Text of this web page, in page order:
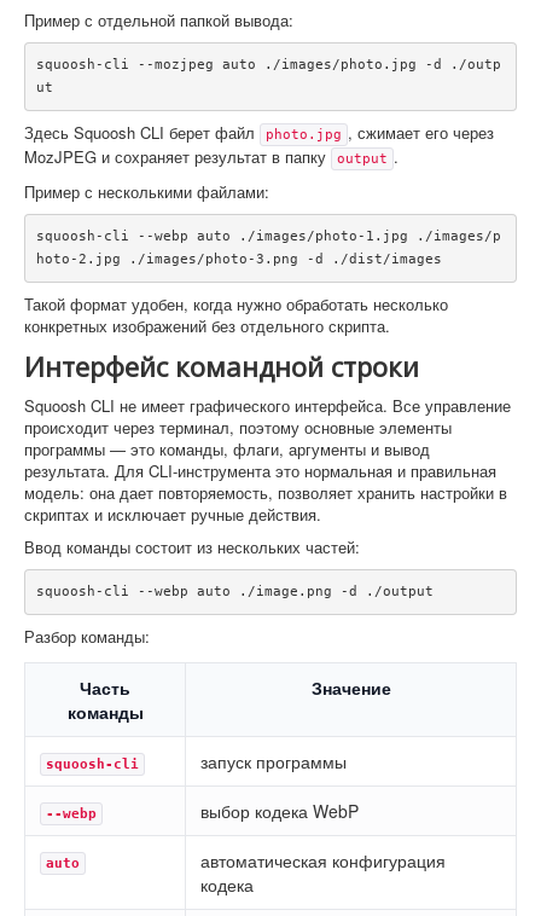
Пример с отдельной папкой вывода:
squoosh-cli --mozjpeg auto ./images/photo.jpg -d ./outp
ut
Здесь Squoosh CLI берет файл photo.jpg , сжимает его через
MozJPEG и сохраняет результат в папку
output .
Пример с несколькими файлами:
squoosh-cli --webp auto ./images/photo-1.jpg ./images/p
hoto-2.jpg ./images/photo-3.png -d ./dist/images
Такой формат удобен, когда нужно обработать несколько
конкретных изображений без отдельного скрипта.
Интерфейс командной строки
Squoosh CLI не имеет графического интерфейса. Все управление
происходит через терминал, поэтому основные элементы
программы — это команды, флаги, аргументы и вывод
результата. Для CLI-инструмента это нормальная и правильная
модель: она дает повторяемость, позволяет хранить настройки в
скриптах и исключает ручные действия.
Ввод команды состоит из нескольких частей:
squoosh-cli --webp auto ./image.png -d ./output
Разбор команды:
Часть
команды
Значение
squoosh-cli запуск программы
--webp выбор кодека WebP
auto
автоматическая конфигурация
кодека